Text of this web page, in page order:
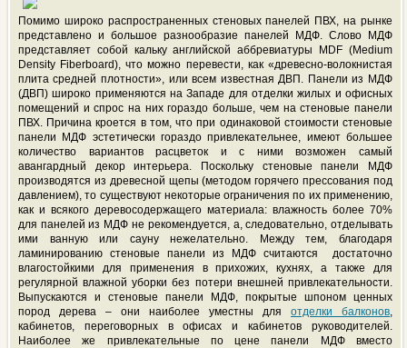
Помимо широко распространенных стеновых панелей ПВХ, на рынке
представлено и большое разнообразие панелей МДФ. Слово МДФ
представляет собой кальку английской аббревиатуры MDF (Medium
Density Fiberboard), что можно перевести, как «древесно-волокнистая
плита средней плотности», или всем известная ДВП. Панели из МДФ
(ДВП) широко применяются на Западе для отделки жилых и офисных
помещений и спрос на них гораздо больше, чем на стеновые панели
ПВХ. Причина кроется в том, что при одинаковой стоимости стеновые
панели МДФ эстетически гораздо привлекательнее, имеют большее
количество вариантов расцветок и с ними возможен самый
авангардный декор интерьера. Поскольку стеновые панели МДФ
производятся из древесной щепы (методом горячего прессования под
давлением), то существуют некоторые ограничения по их применению,
как и всякого деревосодержащего материала: влажность более 70%
для панелей из МДФ не рекомендуется, а, следовательно, отделывать
ими ванную или сауну нежелательно. Между тем, благодаря
ламинированию стеновые панели из МДФ считаются достаточно
влагостойкими для применения в прихожих, кухнях, а также для
регулярной влажной уборки без потери внешней привлекательности.
Выпускаются и стеновые панели МДФ, покрытые шпоном ценных
пород дерева – они наиболее уместны дляотделки балконов,
кабинетов, переговорных в офисах и кабинетов руководителей.
Наиболее же привлекательные по цене панели МДФ вместо